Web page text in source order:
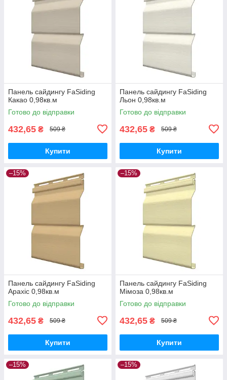
Панель сайдингу FaSiding
Какао 0,98кв.м
Готово до відправки
432,65 ₴ 509 ₴
Купити
Панель сайдингу FaSiding
Льон 0,98кв.м
Готово до відправки
432,65 ₴ 509 ₴
Купити
–15%
Панель сайдингу FaSiding
Арахіс 0,98кв.м
Готово до відправки
432,65 ₴ 509 ₴
Купити
–15%
Панель сайдингу FaSiding
Мімоза 0,98кв.м
Готово до відправки
432,65 ₴ 509 ₴
Купити
–15% –15%